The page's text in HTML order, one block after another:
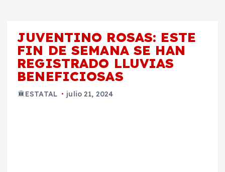
JUVENTINO ROSAS: ESTE
FIN DE SEMANA SE HAN
REGISTRADO LLUVIAS
BENEFICIOSAS
ESTATAL julio 21, 2024